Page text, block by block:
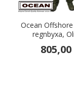
Ocean Offshore
regnbyxa,